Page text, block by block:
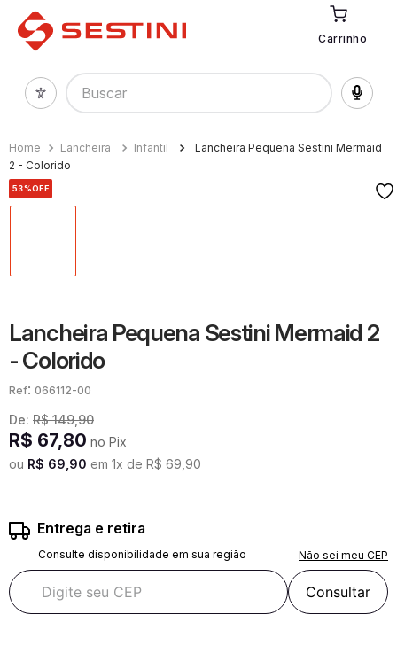
Carrinho
Buscar
Lancheira Infantil
Lancheira Pequena Sestini Mermaid
2 - Colorido
53%OFF
Lancheira Pequena Sestini Mermaid 2
- Colorido
: 066112-00
De: R$ 149,90
R$ 67,80 no Pix
ou R$ 69 90 em 1x de R$ 69 90
Entrega e retira
Consulte disponibilidade em sua região Não sei meu CEP
Consultar